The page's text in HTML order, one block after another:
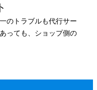
のトラブルも代行サー
っても、ショップ側の